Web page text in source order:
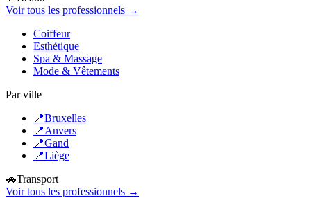
Voir tous les professionnels →
Coiffeur
Esthétique
Spa & Massage
Mode & Vêtements
Par ville
📍Bruxelles
📍Anvers
📍Gand
📍Liège
🚗Transport
Voir tous les professionnels →